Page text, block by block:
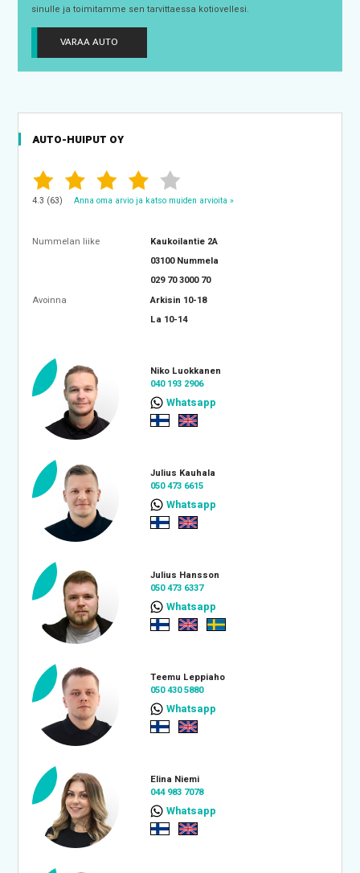
sinulle ja toimitamme sen tarvittaessa kotiovellesi.
VARAA AUTO
AUTO-HUIPUT OY
4.3 (63) Anna oma arvio ja katso muiden arvioita »
Nummelan liike
Kaukoilantie 2A
03100 Nummela
029 70 3000 70
Avoinna
Arkisin 10-18
La 10-14
Niko Luokkanen
040 193 2906
Whatsapp
Julius Kauhala
050 473 6615
Whatsapp
Julius Hansson
050 473 6337
Whatsapp
Teemu Leppiaho
050 430 5880
Whatsapp
Elina Niemi
044 983 7078
Whatsapp